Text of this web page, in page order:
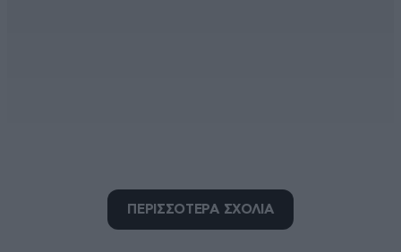
αντιπολίτευση 15·06·2026 11:10
Γιατί πατάει dislike το τελευταίο μας;
ΠΕΡΙΣΣΟΤΕΡΑ ΣΧΟΛΙΑ